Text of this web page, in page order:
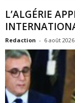
L’ALGÉRIE
Redaction - 6 août 2026